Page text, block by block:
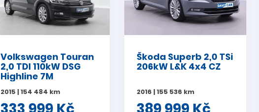
Volkswagen Touran
2,0 TDI 110kW DSG
Highline 7M
2015 | 154 484 km
Škoda Superb 2,0 TSi
206kW L&K 4x4 CZ
2016 | 155 536 km